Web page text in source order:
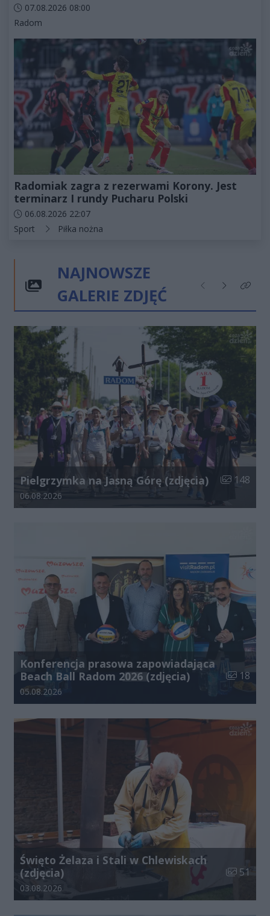
Data dodania artykułu:
07.08.2026 08:00
Kategorie artykułu:
Radom
Radomiak zagra z rezerwami Korony. Jest
terminarz I rundy Pucharu Polski
Data dodania artykułu:
06.08.2026 22:07
Kategorie artykułu:
Sport Piłka nożna
NAJNOWSZE
GALERIE ZDJĘĆ
Poprzednie
NastępneKliknij
Pielgrzymka na Jasną Górę (zdjęcia) Liczba
148
Data dodania galerii:
06.08.2026
Konferencja prasowa zapowiadająca
Beach Ball Radom 2026 (zdjęcia)
Liczba
18
Data dodania galerii:
05.08.2026
Święto Żelaza i Stali w Chlewiskach
(zdjęcia)
Liczba
51
Data dodania galerii:
03.08.2026